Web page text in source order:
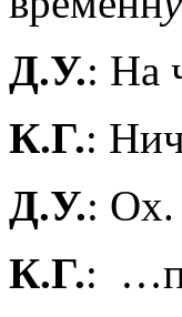
Д.У.: На
К.Г.:
Д.У.: Ох.
К.Г.: